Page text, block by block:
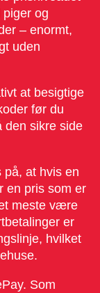
og
– enormt,
uden
at besigtige
før du
den sikre side
at hvis en
en pris som er
meste være
er
hvilket
Som